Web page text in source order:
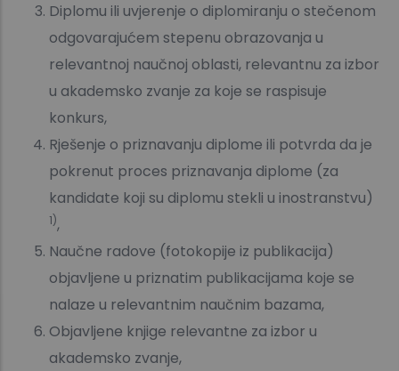
Diplomu ili uvjerenje o diplomiranju o stečenom
odgovarajućem stepenu obrazovanja u
relevantnoj naučnoj oblasti, relevantnu za izbor
u akademsko zvanje za koje se raspisuje
konkurs,
Rješenje o priznavanju diplome ili potvrda da je
pokrenut proces priznavanja diplome (za
kandidate koji su diplomu stekli u inostranstvu)
1),
Naučne radove (fotokopije iz publikacija)
objavljene u priznatim publikacijama koje se
nalaze u relevantnim naučnim bazama,
Objavljene knjige relevantne za izbor u
akademsko zvanje,